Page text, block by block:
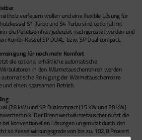
verfeuern wollen und eine flexible Lösung für
S1 Turbo und S4 Turbo sind optional mit
die Pelletseinheit jederzeit nachgerüstet werden und
Kombi-Kessel SP DUAL bzw. SP Dual compact.
für noch mehr Komfort
die optional erhältliche automatische
in den Wärmetauscherrohren werden
Reinigung der Wärmetauscherrohre
einen sparsamen Betrieb.
(28 kW) und SP Dualcompact (15 kW und 20 kW)
Der Brennwertwärmetauscher nutzt die
bei konventionellen Lösungen ungenutzt durch den
so Kesselwirkungsgrade von bis zu. 102,8 Prozent